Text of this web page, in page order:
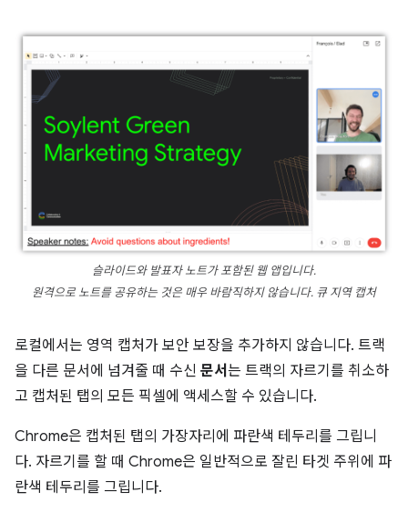
슬라이드와 발표자 노트가 포함된 웹 앱입니다.
원격으로 노트를 공유하는 것은 매우 바람직하지 않습니다. 큐 지역 캡처
로컬에서는 영역 캡처가 보안 보장을 추가하지 않습니다. 트랙
을 다른 문서에 넘겨줄 때 수신 문서 는 트랙의 자르기를 취소하
고 캡처된 탭의 모든 픽셀에 액세스할 수 있습니다.
Chrome은 캡처된 탭의 가장자리에 파란색 테두리를 그립니
다. 자르기를 할 때 Chrome은 일반적으로 잘린 타겟 주위에 파
란색 테두리를 그립니다.